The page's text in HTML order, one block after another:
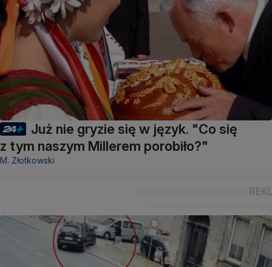
Już nie gryzie się w język. "Co się
z tym naszym Millerem porobiło?"
M. Złotkowski